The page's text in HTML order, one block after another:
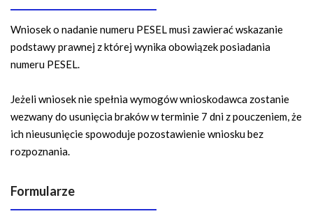
Wniosek o nadanie numeru PESEL musi zawierać wskazanie
podstawy prawnej z której wynika obowiązek posiadania
numeru PESEL.
Jeżeli wniosek nie spełnia wymogów wnioskodawca zostanie
wezwany do usunięcia braków w terminie 7 dni z pouczeniem, że
ich nieusunięcie spowoduje pozostawienie wniosku bez
rozpoznania.
Formularze